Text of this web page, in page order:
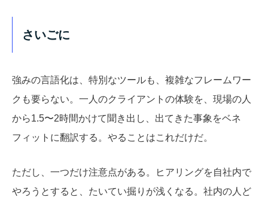
さいごに
強みの言語化は、特別なツールも、複雑なフレームワー
クも要らない。一人のクライアントの体験を、現場の人
から1.5〜2時間かけて聞き出し、出てきた事象をベネ
フィットに翻訳する。やることはこれだけだ。
ただし、一つだけ注意点がある。ヒアリングを自社内で
やろうとすると、たいてい掘りが浅くなる。社内の人ど